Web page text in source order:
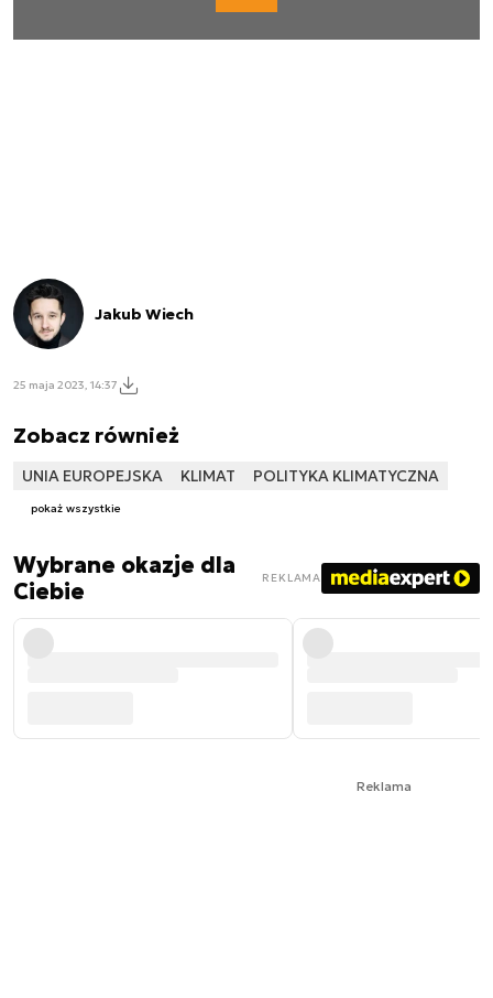
Jakub Wiech
25 maja 2023, 14:37
Zobacz również
UNIA EUROPEJSKA KLIMAT POLITYKA KLIMATYCZNA
pokaż wszystkie
Wybrane okazje dla
Ciebie
REKLAMA
Reklama